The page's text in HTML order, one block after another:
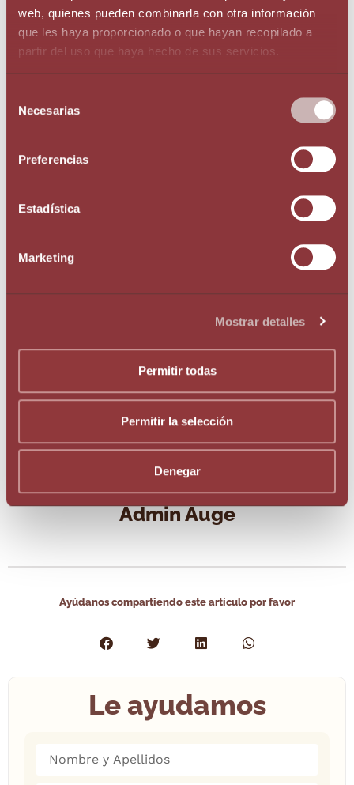
web, quienes pueden combinarla con otra información
que les haya proporcionado o que hayan recopilado a
partir del uso que haya hecho de sus servicios.
Necesarias
Preferencias
Estadística
Marketing
Mostrar detalles
Permitir todas
Permitir la selección
Denegar
Beth De Sa
Augé Legal & Fiscal
Admin Auge
Ayúdanos compartiendo este artículo por favor
Le ayudamos